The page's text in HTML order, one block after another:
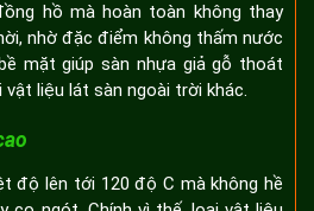
hồ mà hoàn toàn không thay
nhờ đặc điểm không thấm nước
mặt giúp sàn nhựa giả gỗ thoát
liệu lát sàn ngoài trời khác.
độ lên tới 120 độ C mà không hề